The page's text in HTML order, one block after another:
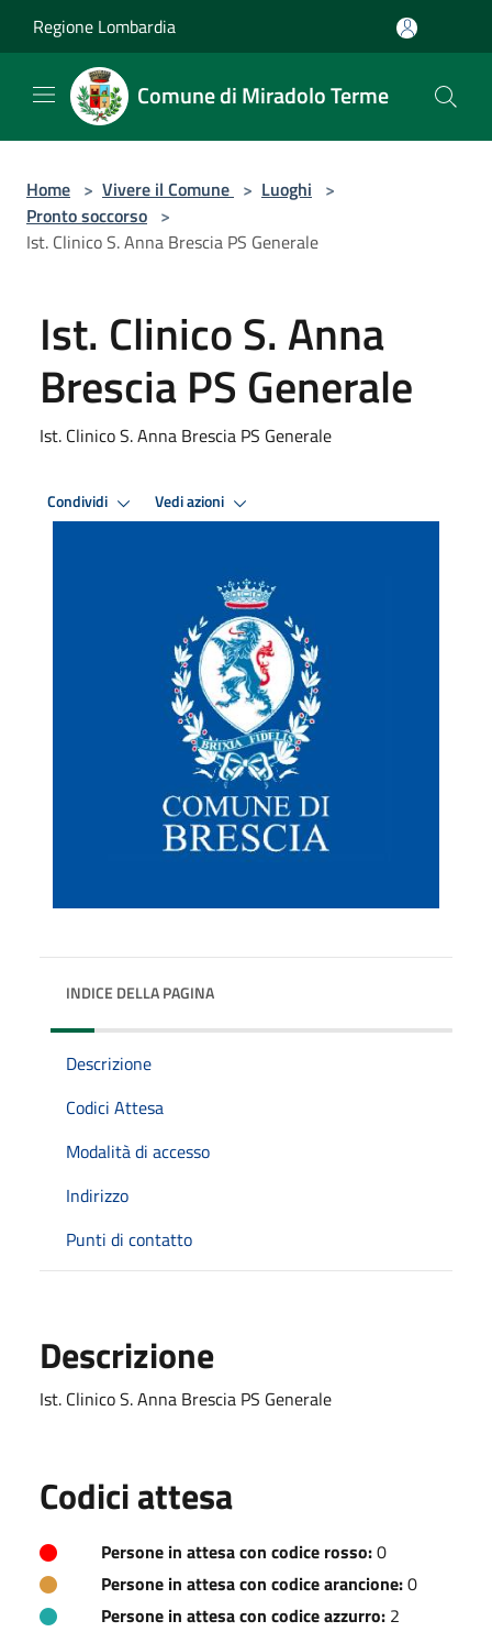
Regione Lombardia
Comune di Miradolo Terme
Home > Vivere il Comune > Luoghi >
Pronto soccorso >
Ist. Clinico S. Anna Brescia PS Generale
Ist. Clinico S. Anna
Brescia PS Generale
Ist. Clinico S. Anna Brescia PS Generale
Condividi Vedi azioni
INDICE DELLA PAGINA
Descrizione
Codici Attesa
Modalità di accesso
Indirizzo
Punti di contatto
Descrizione
Ist. Clinico S. Anna Brescia PS Generale
Codici attesa
Persone in attesa con codice rosso:0
Persone in attesa con codice arancione:0
Persone in attesa con codice azzurro: 2